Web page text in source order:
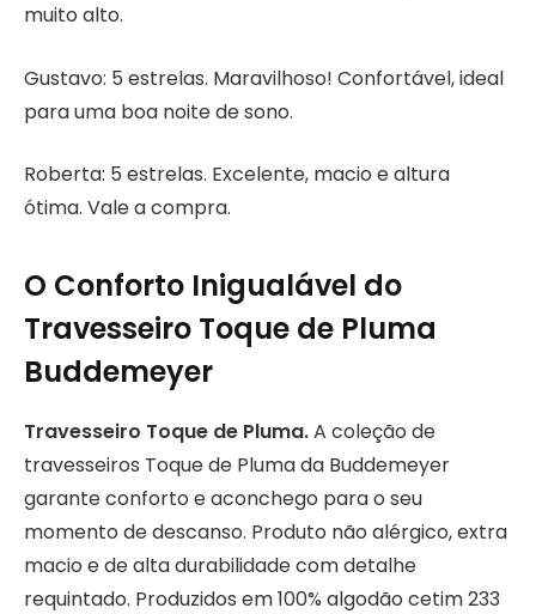
muito alto.
Gustavo: 5 estrelas. Maravilhoso! Confortável, ideal
para uma boa noite de sono.
Roberta: 5 estrelas. Excelente, macio e altura
ótima. Vale a compra.
O Conforto Inigualável do
Travesseiro Toque de Pluma
Buddemeyer
Travesseiro Toque de Pluma.A coleção de
travesseiros Toque de Pluma da Buddemeyer
garante conforto e aconchego para o seu
momento de descanso. Produto não alérgico, extra
macio e de alta durabilidade com detalhe
requintado. Produzidos em 100% algodão cetim 233